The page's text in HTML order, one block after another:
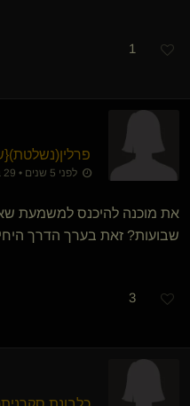
1
פרלין​(נשלטת)​{
לפני 5 שנים • 29 באוק׳ 2021
את מוכנה להיכנס למשמעת
שבועות? זאת בערך הדרך
3